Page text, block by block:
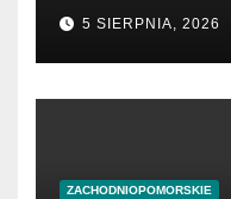
5 SIERPNIA, 2026
ZACHODNIOPOMORSKIE